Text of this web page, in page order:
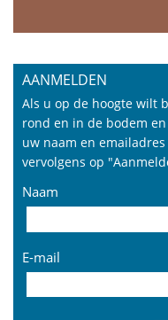
AANMELDEN
Als u op de hoogte wilt
rond en in de bodem
uw naam en
vervolgens op
Naam
E-mail